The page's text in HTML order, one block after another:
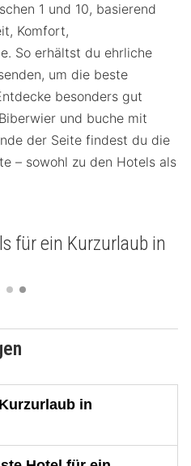
1 und 10, basierend
Komfort,
So erhältst du ehrliche
um die beste
besonders gut
und buche mit
der Seite findest du die
– sowohl zu den Hotels als
für ein Kurzurlaub in
in